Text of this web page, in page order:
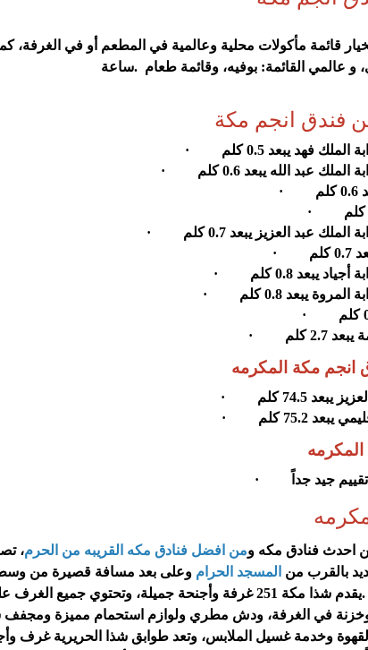
ساعة. و عالمي القائمة: بوفيه، وقائمة طعام
من فندق انجم مكة
·
فهد يبعد 0.5 كلم
·
عبد الله يبعد 0.6 كلم
·
·
·
عبد العزيز يبعد 0.7 كلم
·
·
يبعد 0.8 كلم
·
يبعد 0.8 كلم
·
·
2.7 كلم
انجم مكة المكرمه
· 74.5 كلم
·
75.2 كلم
· جيد جداً
احدث فنادق مكه ومن افضل فنادق مكه القريبه من الحرم
بالقرب من المسجد الحرام وعلى بعد مسافة قصيرة من وسط
.
يقدم شذا مكة 251 غرفة وأجنحة جميلة، وتحتوي جميع
وخدمة غسيل الملابس، وتعد طوابق شذا الحريرية غرف